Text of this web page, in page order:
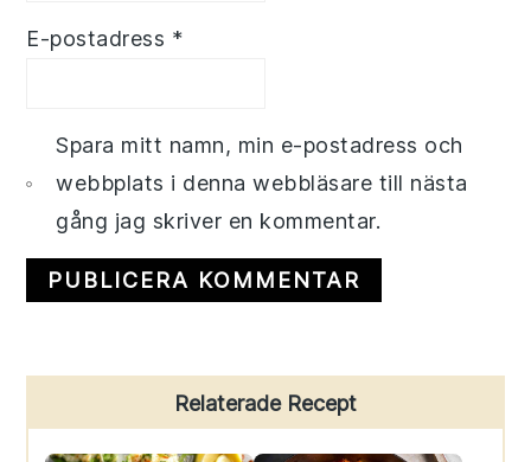
E-postadress *
Spara mitt namn, min e-postadress och
webbplats i denna webbläsare till nästa
gång jag skriver en kommentar.
Sidebar
Relaterade Recept